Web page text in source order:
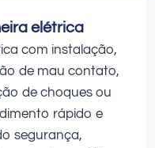
elétrica
com instalação,
de mau contato,
de choques ou
rápido e
segurança,